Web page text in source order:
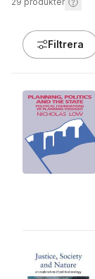
Filtrera